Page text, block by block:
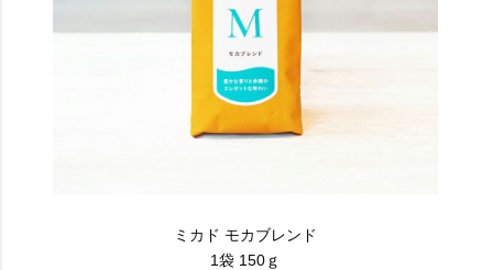
ミカド モカブレンド
1袋 150ｇ